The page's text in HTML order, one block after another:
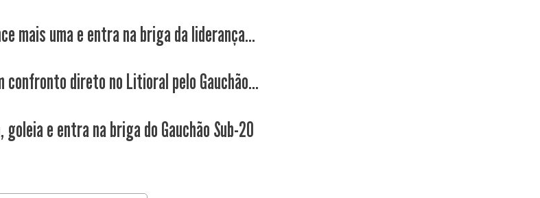
mais uma e entra na briga da liderança...
confronto direto no Litioral pelo Gauchão...
goleia e entra na briga do Gauchão Sub-20